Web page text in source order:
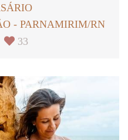
- PARNAMIRIM/RN
33